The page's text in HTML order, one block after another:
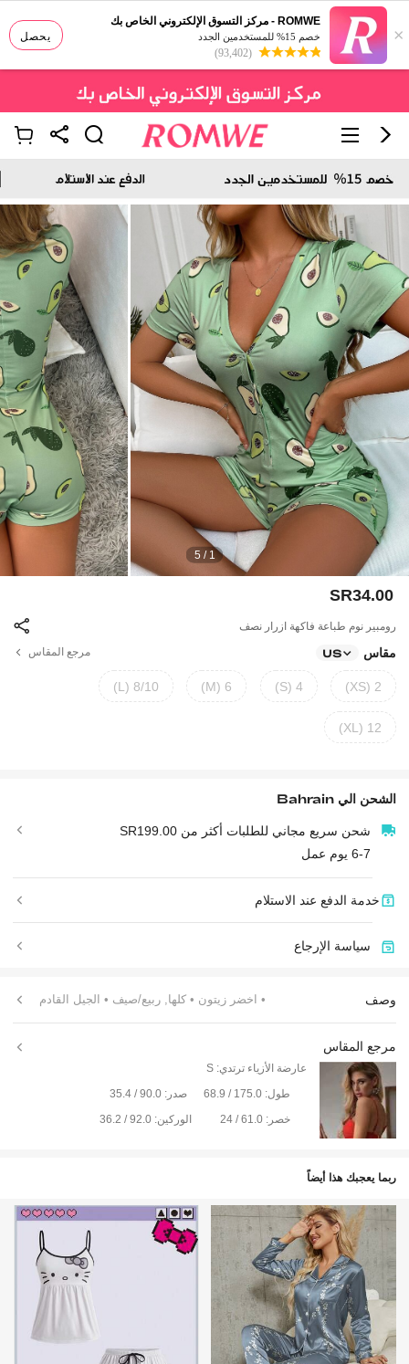
يحصل ×
ROMWE - مركز التسوق الإلكتروني الخاص بك
خصم 15% للمستخدمين الجدد
(93,402)
1 / 5
SR34.00
رومبير نوم طباعة فاكهة ازرار نصف
مقاس US مرجع المقاس
2 (XS)
4 (S)
6 (M)
8/10 (L)
12 (XL)
الشحن اليBahrain
شحن سريع مجاني للطلبات أكثر من SR199.00
6-7 يوم عمل
خدمة الدفع عند الاستلام
سياسة الإرجاع
وصف • اخضر زيتون • كلها, ربيع/صيف • الجيل القادم
مرجع المقاس
عارضة الأزياء ترتدي: S
طول: 175.0 / 68.9 صدر: 90.0 / 35.4
خصر: 61.0 / 24 الوركين: 92.0 / 36.2
ربما يعجبك هذا أيضاً